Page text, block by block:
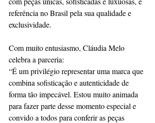
referência no Brasil pela sua qualidade e
exclusividade.
Com muito entusiasmo, Cláudia Melo
celebra a parceria:
“É um privilégio representar uma marca que
combina sofisticação e autenticidade de
forma tão impecável. Estou muito animada
para fazer parte desse momento especial e
convido a todos para conferir as peças